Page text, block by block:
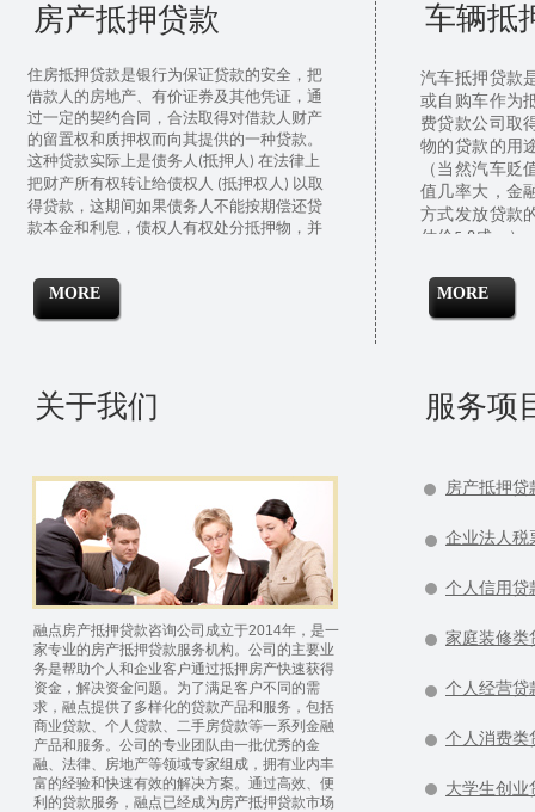
车辆抵
房产抵押贷款
住房抵押贷款是银行为保证贷款的安全，把
借款人的房地产、 有价证券及其他凭证，通
过一定的契约合同，合法取得对借款人财产
的留置权和质押权而向其提供的一种贷款。
这种贷款实际上是债务人 (抵押人) 在法律上
把财产所有权转让给债权人 (抵押权人) 以取
得贷款，这期间如果债务人不能按期偿还贷
款本金和利息，债权人有权处分抵押物 ，并
款提供了最有效的保证。在住房信贷中采用
抵押贷款是基于银行
增大了银行贷款的风险，而抵押贷款恰恰在
贷款风险较大的情况下，为债权人提供了收
汽车抵押贷款
或自购车作为
费贷款公司取
物的贷款的用
（当然汽车贬
值几率大，金
方式发放贷款
估价 5-8成。）
MORE MORE
关于我们 服务项
房产抵押贷
企业法人税
个人信用贷
家庭装修类
个人经营贷
个人消费类
大学生创业
融点房产抵押贷款咨询公司成立于2014年，是一
家专业的房产抵押贷款服务机构。公司的主要业
务是帮助个人和企业客户通过抵押房产快速获得
资金，解决资金问题。为了满足客户不同的需
求，融点提供了多样化的贷款产品和服务，包括
商业贷款、个人贷款、二手房贷款等一系列金融
产品和服务。公司的专业团队由一批优秀的金
融、法律、房地产等领域专家组成，拥有业内丰
富的经验和快速有效的解决方案。通过高效、便
利的贷款服务，融点已经成为房产抵押贷款市场